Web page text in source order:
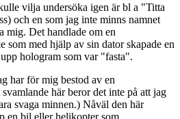
vilja undersöka igen är bl a "Titta
och en som jag inte minns namnet
mig. Det handlade om en
som med hjälp av sin dator skapade en
hologram som var "fasta".
har för mig bestod av en
här beror det inte på att jag
svaga minnen.) Nåväl den här
en bil eller helikopter som